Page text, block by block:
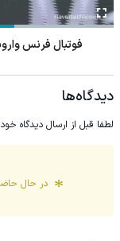
فوتبال فرنس
دیدگاه‌ها
لطفا قبل از ارسال دیدگاه
در حال